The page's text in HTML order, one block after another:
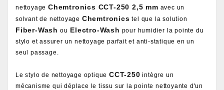
nettoyage Chemtronics CCT-250 2,5 mm avec un
solvant de nettoyage Chemtronics tel que la solution
Fiber-Wash ou Electro-Wash pour humidier la pointe du
stylo et assurer un nettoyage parfait et anti-statique en un
seul passage.
Le stylo de nettoyage optique CCT-250 intègre un
mécanisme qui déplace le tissu sur la pointe nettoyante d'un